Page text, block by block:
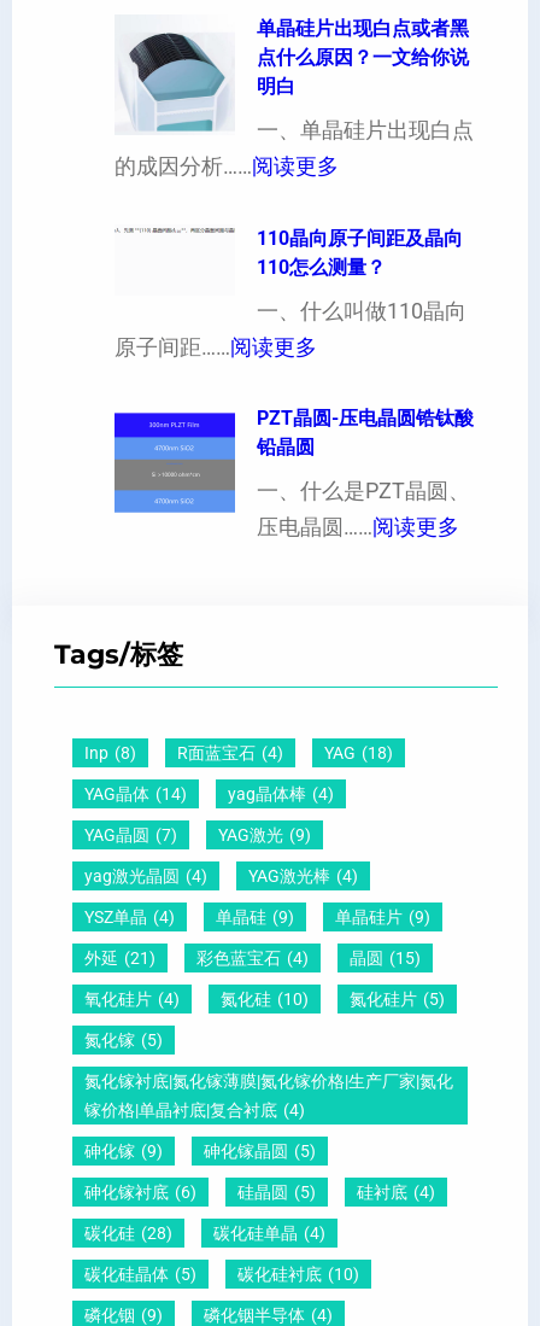
定
制
（
也
以
定
超
薄
硅
）
晶
向
各
向
度
响
单晶硅片出现白点或者黑
点什么原因？一文给你说
明白
一、单晶硅片出现白点
的成因分析……阅读更多
晶
硅
片
白
或
者
因
？
给
你
说
明
110晶向原子间距及晶向
110怎么测量？
一、什么叫做110晶向
原子间距……阅读更多
1
晶
向
晶
向
1
1
0
怎
？
PZT晶圆-压电晶圆锆钛酸
铅晶圆
一、什么是PZT晶圆、
压电晶圆……阅读更多
晶
Tags/标签
Inp (8) R面蓝宝石 (4) YAG (18)
YAG晶体 (14) yag晶体棒 (4)
YAG晶圆 (7) YAG激光 (9)
yag激光晶圆 (4) YAG激光棒 (4)
YSZ单晶 (4) 单晶硅 (9) 单晶硅片 (9)
外延 (21) 彩色蓝宝石 (4) 晶圆 (15)
氧化硅片 (4) 氮化硅 (10) 氮化硅片 (5)
氮化镓 (5)
氮化镓衬底|氮化镓薄膜|氮化镓价格|生产厂家|氮化
镓价格|单晶衬底|复合衬底 (4)
砷化镓 (9) 砷化镓晶圆 (5)
砷化镓衬底 (6) 硅晶圆 (5) 硅衬底 (4)
碳化硅 (28) 碳化硅单晶 (4)
碳化硅晶体 (5) 碳化硅衬底 (10)
磷化铟 (9) 磷化铟半导体 (4)